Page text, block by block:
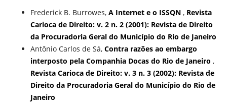
Frederick B. Burrowes, A Internet e o ISSQN , Revista
Carioca de Direito: v. 2 n. 2 (2001): Revista de Direito
da Procuradoria Geral do Município do Rio de Janeiro
Antônio Carlos de Sá, Contra razões ao embargo
interposto pela Companhia Docas do Rio de Janeiro ,
Revista Carioca de Direito: v. 3 n. 3 (2002): Revista de
Direito da Procuradoria Geral do Município do Rio de
Janeiro